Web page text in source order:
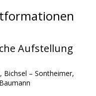
Aufstellung
Bichsel – Sontheimer,